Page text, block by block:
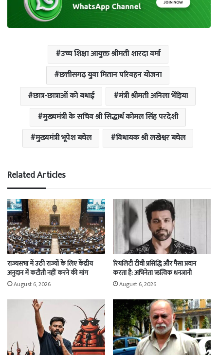
उच्च शिक्षा आयुक्त श्रीमती शारदा वर्मा
छत्तीसगढ़ युवा मितान परिवहन योजना
छात्र-छात्राओं को बधाई
मंत्री श्रीमती अनिला भेंड़िया
मुख्यमंत्री के सचिव श्री सिद्धार्थ कोमल सिंह परदेशी
मुख्यमंत्री भूपेश बघेल
विधायक श्री लखेश्वर बघेल
Related Articles
राज्यसभा में उठी राज्यों के लिए केंद्रीय
अनुदान में कटौती नहीं करने की मांग
August 6, 2026
रियलिटी टीवी प्रसिद्धि और पैसा प्रदान
करता है: अभिनेता ऋत्विक धनजानी
August 6, 2026